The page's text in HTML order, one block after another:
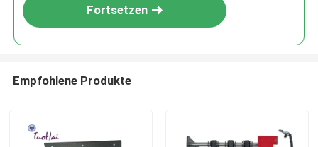
Fortsetzen
Empfohlene Produkte